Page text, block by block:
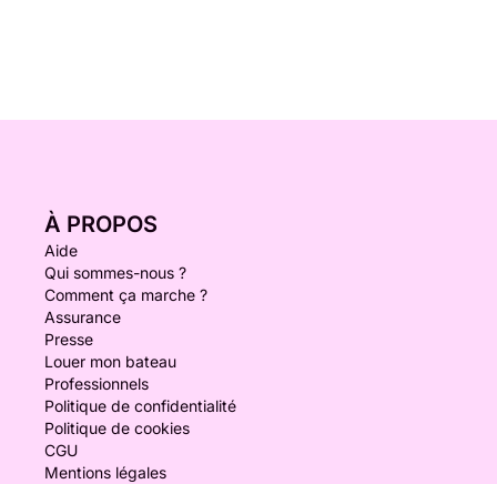
À PROPOS
Aide
Qui sommes-nous ?
Comment ça marche ?
Assurance
Presse
Louer mon bateau
Professionnels
Politique de confidentialité
Politique de cookies
CGU
Mentions légales